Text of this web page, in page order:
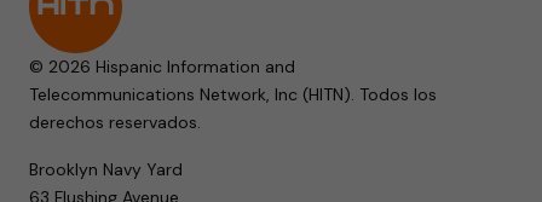
© 2026 Hispanic Information and
Telecommunications Network, Inc (HITN). Todos los
derechos reservados.
Brooklyn Navy Yard
63 Flushing Avenue